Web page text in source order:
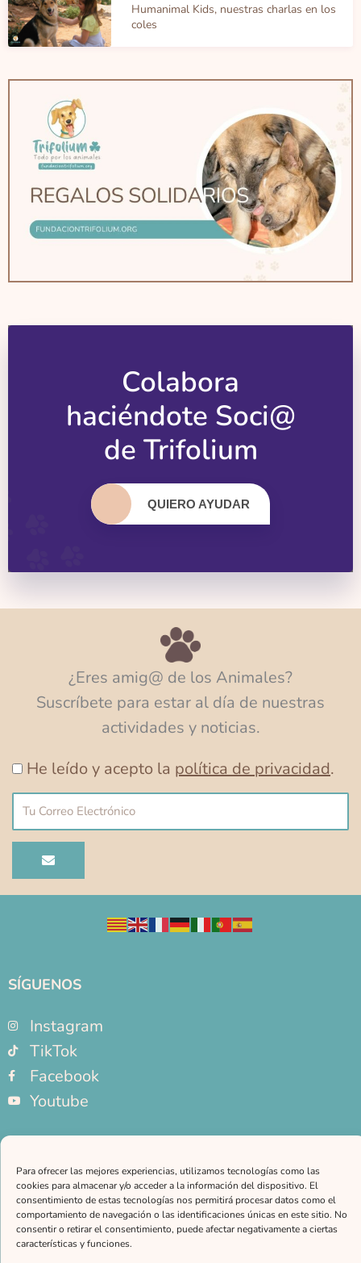
Para ofrecer las mejores experiencias, utilizamos tecnologías como las
cookies para almacenar y/o acceder a la información del dispositivo. El
consentimiento de estas tecnologías nos permitirá procesar datos como el
comportamiento de navegación o las identificaciones únicas en este sitio. No
consentir o retirar el consentimiento, puede afectar negativamente a ciertas
características y funciones.
Humanimal Kids, nuestras charlas en los
coles
Colabora
haciéndote Soci@
de Trifolium
QUIERO AYUDAR
¿Eres amig@ de los Animales?
Suscríbete para estar al día de nuestras
actividades y noticias.
He leído y acepto la política de privacidad.
Correo
electrónico
ENVIAR
SÍGUENOS
Instagram
TikTok
Facebook
Youtube
NOTAS LEGALES
Aviso legal
Política de privacidad
Política de cookies
CONTACTO